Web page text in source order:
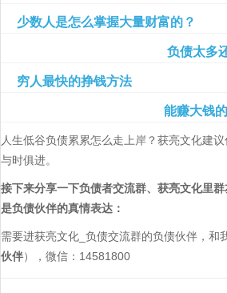
少数人是怎么掌握大量财富的？
负债太多
穷人最快的挣钱方法
能赚大钱
人生低谷负债累累怎么走上岸？获亮文化建
与时俱进。
接下来分享一下负债者交流群、获亮文化里
是负债伙伴的真情表达：
需要进获亮文化_负债交流群的负债伙伴，和
伙伴），微信：14581800